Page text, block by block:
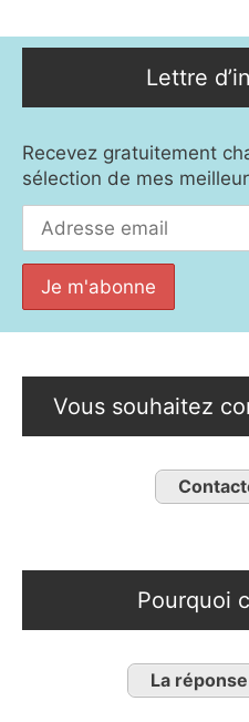
Lettre
Recevez gratuitement
sélection de mes
Vous souhaitez
Pourquoi
La